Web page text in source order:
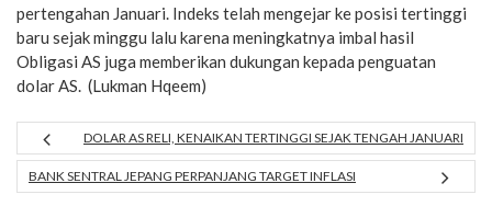
pertengahan Januari. Indeks telah mengejar ke posisi tertinggi
baru sejak minggu lalu karena meningkatnya imbal hasil
Obligasi AS juga memberikan dukungan kepada penguatan
dolar AS. (Lukman Hqeem)
DOLAR AS RELI, KENAIKAN TERTINGGI SEJAK TENGAH JANUARI
BANK SENTRAL JEPANG PERPANJANG TARGET INFLASI